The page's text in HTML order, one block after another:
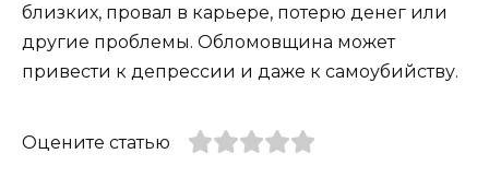
близких, провал в карьере, потерю денег или
другие проблемы. Обломовщина может
привести к депрессии и даже к самоубийству.
Оцените статью